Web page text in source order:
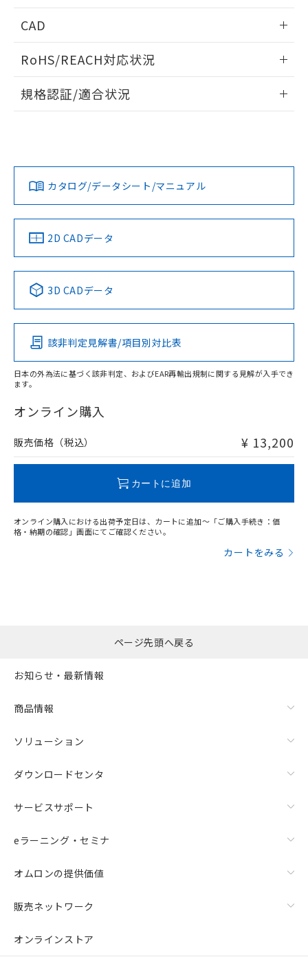
タイムチャート
A: 200mm以上、B: 120mm以上
周囲金属の影響
以上、n: 70mm以上
検出物体の大きさと材質による影響
検出領域
CAD
ドすることができます。
ログイン/会員登録
ダウンロードデータをご利用いただく前に、以下を必ずお読
みください。
ソフトウェアの使用条件
RoHS/REACH対応状況
EU RoHS 注意事項・凡例
対応済み
中国 RoHS 注意事項・凡例
Pb Hg Cd Cr(VI)
O
在庫等で未対応品が混在する可能性があります。
問い合わせください。
規格認証/適合状況
LR型式承認
（イギリス
船舶規格）
DNV型式承認
（ノルウェー
BV型式承認
（フランス
KR型式
（韓国
No No No No
この製品の規格認証/適合状況ページへ
その他の認証はこちらのページからご検索ください
カタログ/データシート/マニュアル
2D CADデータ
3D CADデータ
該非判定見解書/項目別対比表
日本の外為法に基づく該非判定、およびEAR再輸出規制に関する見解が入手でき
ます。
オンライン購入
販売価格（税込） ¥ 13,200
カートに追加
オンライン購入における出荷予定日は、カートに追加～「ご購入手続き：価
格・納期の確認」画面にてご確認ください。
カートをみる
ページ先頭へ戻る
お知らせ・最新情報
商品情報
ソリューション
ダウンロードセンタ
サービスサポート
eラーニング・セミナ
オムロンの提供価値
販売ネットワーク
オンラインストア